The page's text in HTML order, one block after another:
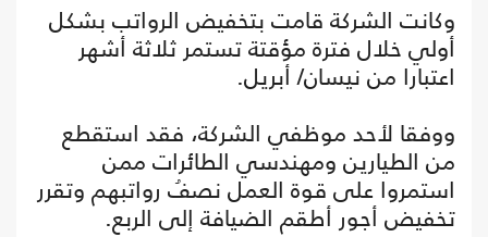
وكانت الشركة قامت بتخفيض الرواتب بشكل
أولي خلال فترة مؤقتة تستمر ثلاثة أشهر
اعتبارا من نيسان/ أبريل.
ووفقا لأحد موظفي الشركة، فقد استقطع
من الطيارين ومهندسي الطائرات ممن
استمروا على قوة العمل نصفُ رواتبهم وتقرر
تخفيض أجور أطقم الضيافة إلى الربع.